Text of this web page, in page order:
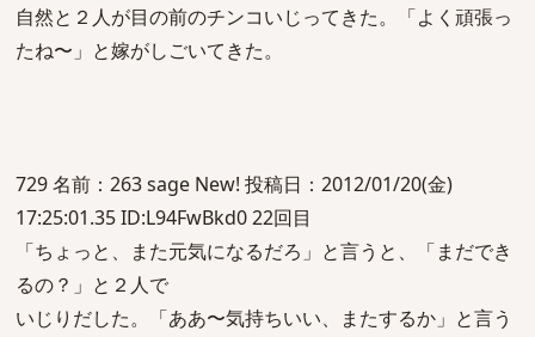
自然と２人が目の前のチンコいじってきた。「よく頑張っ
たね〜」と嫁がしごいてきた。
729 名前：263 sage New! 投稿日：2012/01/20(金)
17:25:01.35 ID:L94FwBkd0 22回目
「ちょっと、また元気になるだろ」と言うと、「まだでき
るの？」と２人で
いじりだした。「ああ〜気持ちいい、またするか」と言う